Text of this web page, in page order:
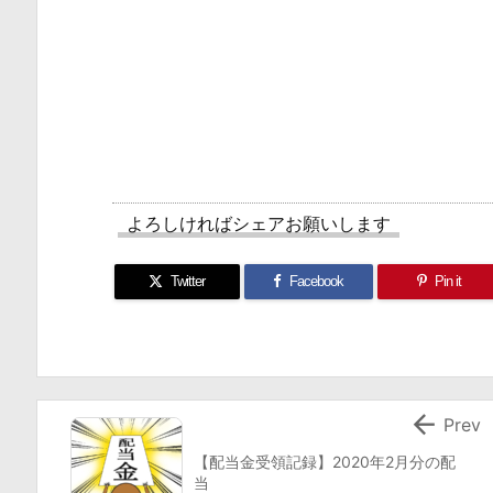
よろしければシェアお願いします
Twitter Facebook Pin it
【配当金受領記録】2020年2月分の配
当
 Prev